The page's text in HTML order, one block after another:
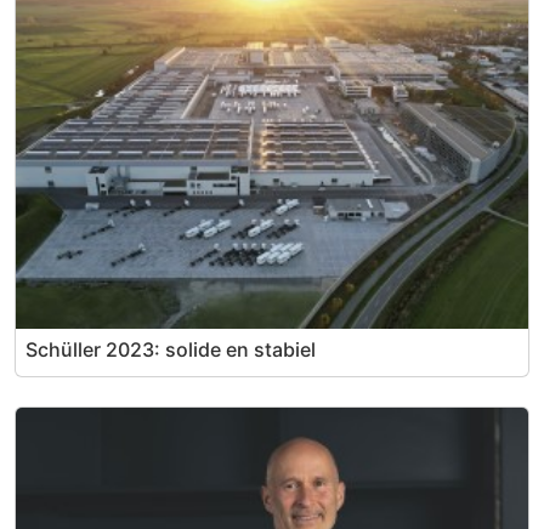
Schüller 2023: solide en stabiel